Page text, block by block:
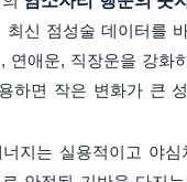
최신 점성술 데이터를
연애운, 직장운을 강화
하면 작은 변화가 큰
지는 실용적이고 야심